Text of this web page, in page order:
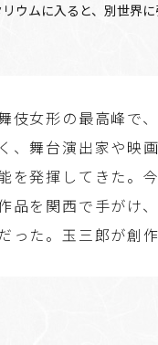
リウムに入ると、別世
伎女形の最高峰で
、舞台演出家や映
を発揮してきた。
品を関西で手がけ
った。玉三郎が創